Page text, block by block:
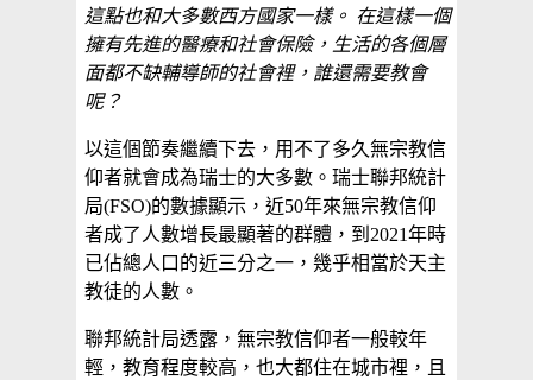
這點也和大多數西方國家一樣。 在這樣一個
擁有先進的醫療和社會保險，生活的各個層
面都不缺輔導師的社會裡，誰還需要教會
呢？
以這個節奏繼續下去，用不了多久無宗教信
仰者就會成為瑞士的大多數。瑞士聯邦統計
局(FSO)的數據顯示，近50年來無宗教信仰
者成了人數增長最顯著的群體，到2021年時
已佔總人口的近三分之一，幾乎相當於天主
教徒的人數。
聯邦統計局透露，無宗教信仰者一般較年
輕，教育程度較高，也大都住在城市裡，且